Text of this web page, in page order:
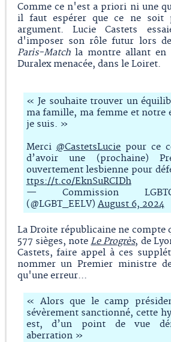
Comme ce n'est a priori ni une
il faut espérer que ce ne soit
argument. Lucie Castets
d'imposer son rôle futur lors
Paris-Matchla montre allant en
Duralex menacée, dans le Loiret.
« Je souhaite trouver un
ma famille, ma femme et notre
je suis. »
Merci @CastetsLucie pour ce
d’avoir une (prochaine)
ouvertement lesbienne pour
ttps://t.co/EknSuRCIDh
— Commission
(@LGBT_EELV) August 6, 2024
La Droite républicaine ne compte
577 sièges, noteLe Progrès, de
Castets, faire appel à ces
nommer un Premier ministre
qu'une erreur...
« Alors que le camp
sévèrement sanctionné, cette
est, d’un point de vue
aberration »